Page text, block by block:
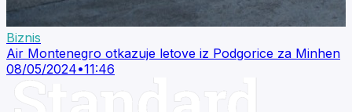
Biznis
Air Montenegro otkazuje letove iz Podgorice za Minhen
08/05/2024•11:46